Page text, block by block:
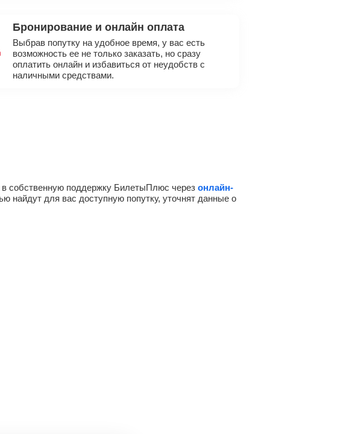
Бронирование и онлайн оплата
Выбрав попутку на удобное время, у вас есть
возможность ее не только заказать, но сразу
оплатить онлайн и избавиться от неудобств с
наличными средствами.
собственную поддержку БилетыПлюс через онлайн-
найдут для вас доступную попутку, уточнят данные о